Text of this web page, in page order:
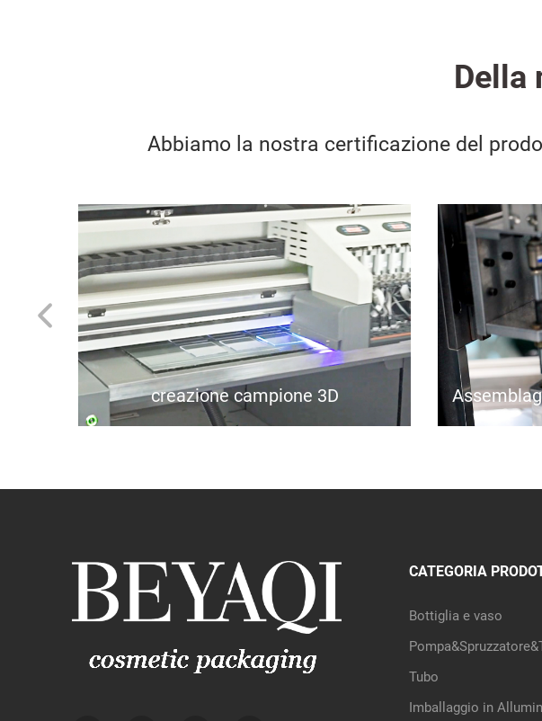
Della
Abbiamo la nostra certificazione del
creazione campione 3D
CATEGORIA
Bottiglia e vaso
Tubo
Imballaggio in